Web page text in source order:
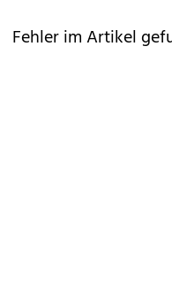
Fehler im Artikel